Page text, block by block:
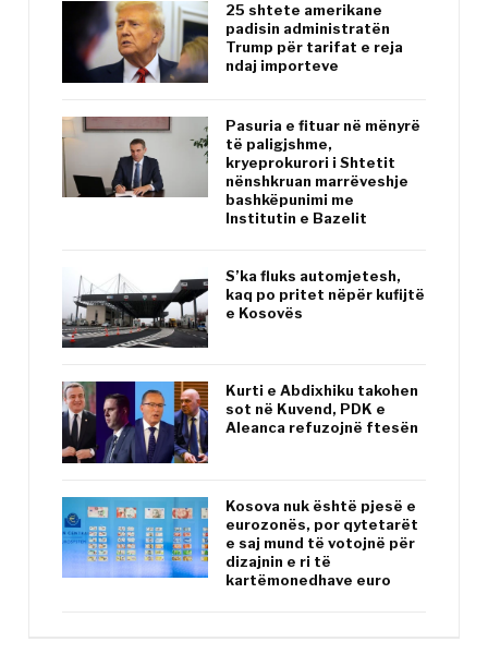
25 shtete amerikane
padisin administratën
Trump për tarifat e reja
ndaj importeve
Pasuria e fituar në mënyrë
të paligjshme,
kryeprokurori i Shtetit
nënshkruan marrëveshje
bashkëpunimi me
Institutin e Bazelit
S’ka fluks automjetesh,
kaq po pritet nëpër kufijtë
e Kosovës
Kurti e Abdixhiku takohen
sot në Kuvend, PDK e
Aleanca refuzojnë ftesën
Kosova nuk është pjesë e
eurozonës, por qytetarët
e saj mund të votojnë për
dizajnin e ri të
kartëmonedhave euro